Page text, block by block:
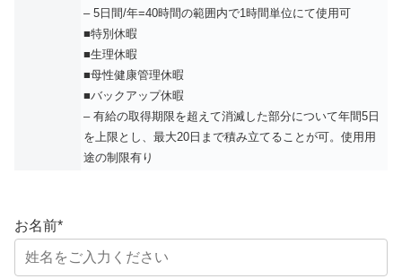
– 5日間/年=40時間の範囲内で1時間単位にて使用可
■特別休暇
■生理休暇
■母性健康管理休暇
■バックアップ休暇
– 有給の取得期限を超えて消滅した部分について年間5日
を上限とし、最大20日まで積み立てることが可。使用用
途の制限有り
お名前*